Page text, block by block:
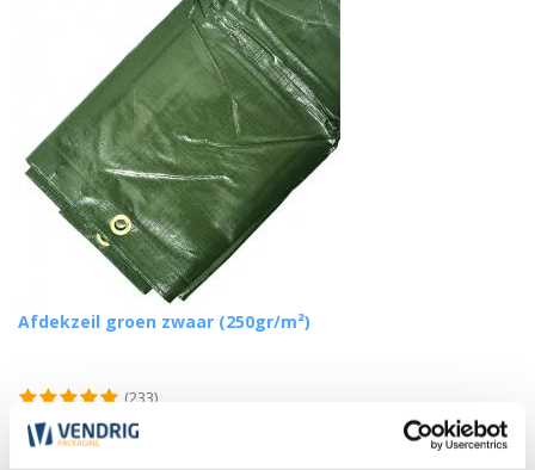
Afdekzeil groen zwaar (250gr/m²)
(233)
vanaf